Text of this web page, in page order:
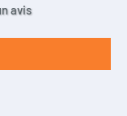
avis